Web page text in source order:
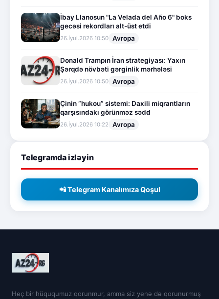
İbay Llanosun "La Velada del Año 6" boks
gecəsi rekordları alt-üst etdi
26.İyul.2026 10:50 Avropa
Donald Trampın İran strategiyası: Yaxın
Şərqdə növbəti gərginlik mərhələsi
26.İyul.2026 10:50 Avropa
Çinin “hukou” sistemi: Daxili miqrantların
qarşısındakı görünməz sədd
26.İyul.2026 10:22 Avropa
Telegramda izləyin
📲 Telegram Kanalımıza Qoşul
Heç bir hüququmuz qorunmur, amma siz yenə də qorunurmuş